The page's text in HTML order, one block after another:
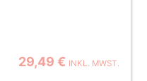
29,49 € INKL. MWST.